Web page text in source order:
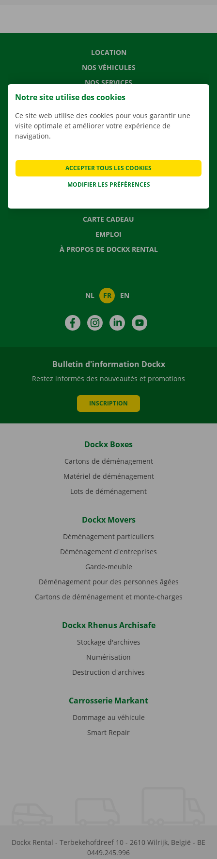
LOCATION
NOS VÉHICULES
NOS SERVICES
AGENCES
APPLI
SOLUTIONS DE DÉMÉNAGEMENT
QUESTIONS FRÉQUENTES
CARTE CADEAU
EMPLOI
À PROPOS DE DOCKX RENTAL
NL FR EN
FacebookInstagramLinkedIn
Bulletin d'information Dockx
Restez informés des nouveautés et promotions
INSCRIPTION
Dockx Boxes
Cartons de déménagement
Matériel de déménagement
Lots de déménagement
Dockx Movers
Déménagement particuliers
Déménagement d'entreprises
Garde-meuble
Déménagement pour des personnes âgées
Cartons de déménagement et monte-charges
Dockx Rhenus Archisafe
Stockage d'archives
Numérisation
Destruction d'archives
Carrosserie Markant
Dommage au véhicule
Smart Repair
Dockx Rental - Terbekehofdreef 10 - 2610 Wilrijk, België - BE
0449.245.996
Notre site utilise des cookies
Ce site web utilise des cookies pour vous garantir une
visite optimale et améliorer votre expérience de
navigation.
MODIFIER LES PRÉFÉRENCES
ACCEPTER TOUS LES COOKIES